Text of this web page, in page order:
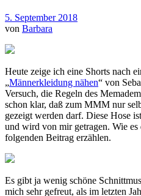
5. September 2018
von Barbara
Heute zeige ich eine Shorts nach
„Männerkleidung nähen“ von
Versuch, die Regeln des
schon klar, daß zum MMM nur
gezeigt werden darf. Diese Hose
und wird von mir getragen. Wie
folgenden Beitrag erzählen.
Es gibt ja wenig schöne
mich sehr gefreut, als im letzten